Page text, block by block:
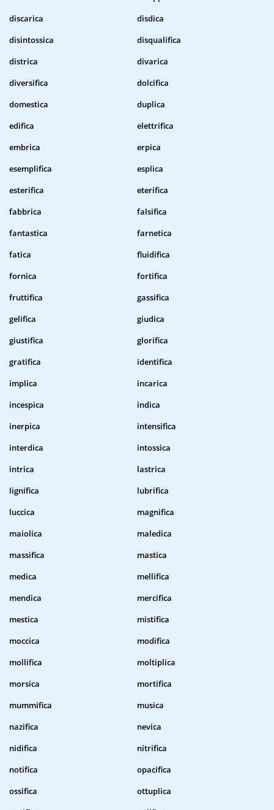
discarica
disdica
disintossica
disqualifica
districa
divarica
diversifica
dolcifica
domestica
duplica
edifica
elettrifica
embrica
erpica
esemplifica
esplica
esterifica
eterifica
fabbrica
falsifica
fantastica
farnetica
fatica
fluidifica
fornica
fortifica
fruttifica
gassifica
gelifica
giudica
giustifica
glorifica
gratifica
identifica
implica
incarica
incespica
indica
inerpica
intensifica
interdica
intossica
intrica
lastrica
lignifica
lubrifica
luccica
magnifica
maiolica
maledica
massifica
mastica
medica
mellifica
mendica
mercifica
mestica
mistifica
moccica
modifica
mollifica
moltiplica
morsica
mortifica
mummifica
musica
nazifica
nevica
nidifica
nitrifica
notifica
opacifica
ossifica
ottuplica